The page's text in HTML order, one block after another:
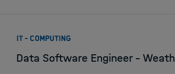
IT - COMPUTING:
Data Software Engineer -